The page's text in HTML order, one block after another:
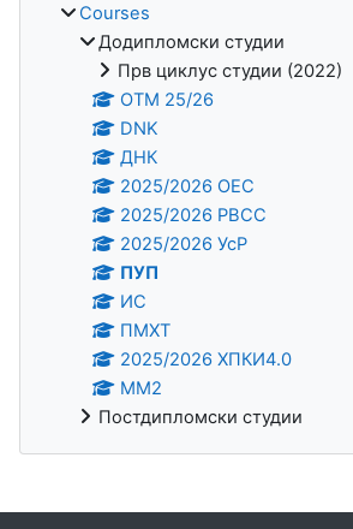
Courses
Додипломски студии
Прв циклус студии (2022)
OTM 25/26
DNK
ДНК
2025/2026 ОЕС
2025/2026 РВСС
2025/2026 УсР
ПУП
ИС
ПМХТ
2025/2026 ХПКИ4.0
ММ2
Постдипломски студии
Supplementary blocks